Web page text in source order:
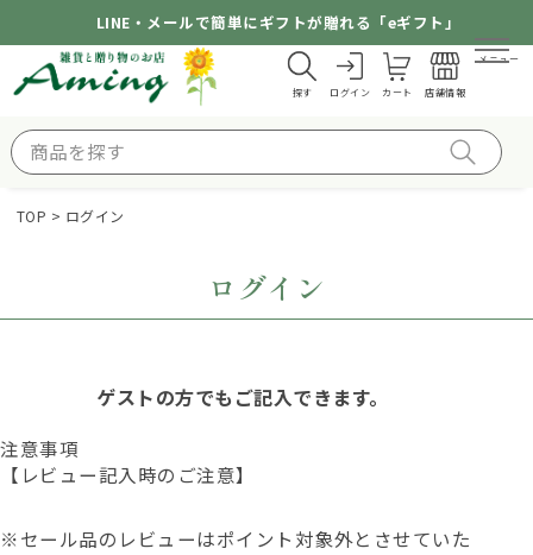
LINE・メールで簡単にギフトが贈れる「eギフト」
探す ログイン カート 店舗情報
メニュー
TOP ログイン
ログイン
ゲストの方でもご記入できます。
注意事項
【レビュー記入時のご注意】
※セール品のレビューはポイント対象外とさせていた